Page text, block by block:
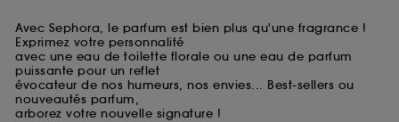
Avec Sephora, le parfum est bien plus qu'une fragrance !
Exprimez votre personnalité
avec une eau de toilette florale ou une eau de parfum
puissante pour un reflet
évocateur de nos humeurs, nos envies... Best-sellers ou
nouveautés parfum,
arborez votre nouvelle signature !